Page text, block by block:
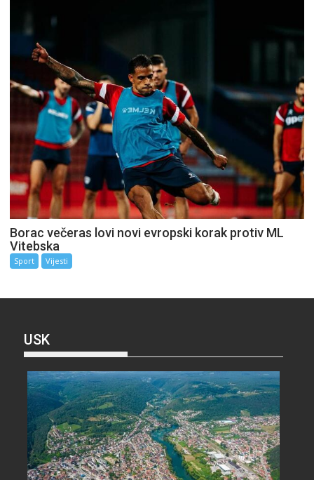
Borac večeras lovi novi evropski korak protiv ML
Vitebska
Sport Vijesti
USK